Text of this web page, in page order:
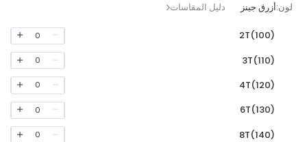
لون:أزرق جينز دليل المقاسات
2T(100)
0
3T(110)
0
4T(120)
0
6T(130)
0
8T(140)
0